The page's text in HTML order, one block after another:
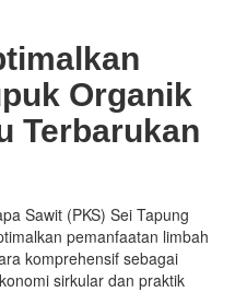
Organik
Terbarukan
Sawit (PKS) Sei Tapung
pemanfaatan limbah
komprehensif sebagai
sirkular dan praktik